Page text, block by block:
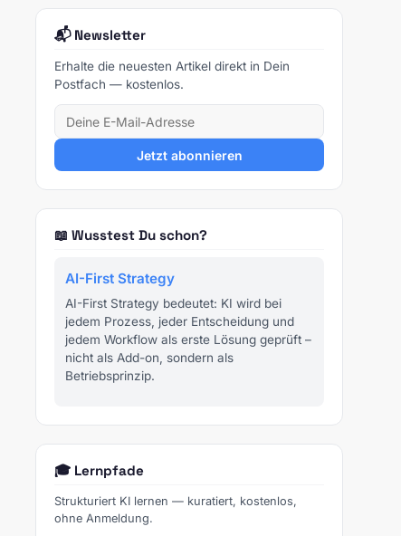
📬 Newsletter
Erhalte die neuesten Artikel direkt in Dein
Postfach — kostenlos.
Jetzt abonnieren
📖 Wusstest Du schon?
AI-First Strategy
AI-First Strategy bedeutet: KI wird bei
jedem Prozess, jeder Entscheidung und
jedem Workflow als erste Lösung geprüft –
nicht als Add-on, sondern als
Betriebsprinzip.
🎓 Lernpfade
Strukturiert KI lernen — kuratiert, kostenlos,
ohne Anmeldung.